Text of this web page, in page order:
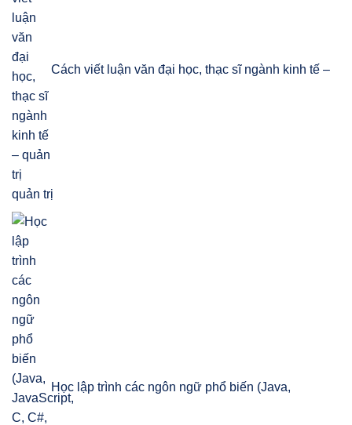
Cách viết luận văn đại học, thạc sĩ ngành kinh tế –
quản trị
Học lập trình các ngôn ngữ phổ biến (Java,